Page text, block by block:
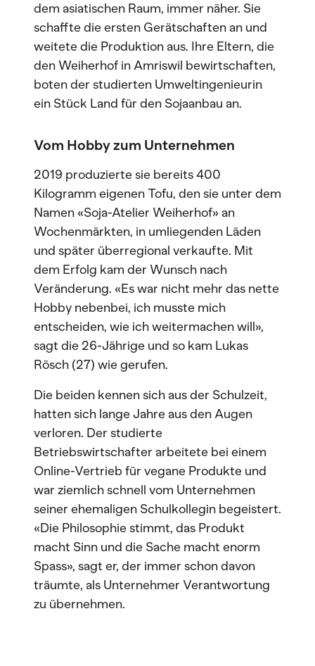
dem asiatischen Raum, immer näher. Sie
schaffte die ersten Gerätschaften an und
weitete die Produktion aus. Ihre Eltern, die
den Weiherhof in Amriswil bewirtschaften,
boten der studierten Umweltingenieurin
ein Stück Land für den Sojaanbau an.
Vom Hobby zum Unternehmen
2019 produzierte sie bereits 400
Kilogramm eigenen Tofu, den sie unter dem
Namen «Soja-Atelier Weiherhof» an
Wochenmärkten, in umliegenden Läden
und später überregional verkaufte. Mit
dem Erfolg kam der Wunsch nach
Veränderung. «Es war nicht mehr das nette
Hobby nebenbei, ich musste mich
entscheiden, wie ich weitermachen will»,
sagt die 26-Jährige und so kam Lukas
Rösch (27) wie gerufen.
Die beiden kennen sich aus der Schulzeit,
hatten sich lange Jahre aus den Augen
verloren. Der studierte
Betriebswirtschafter arbeitete bei einem
Online-Vertrieb für vegane Produkte und
war ziemlich schnell vom Unternehmen
seiner ehemaligen Schulkollegin begeistert.
«Die Philosophie stimmt, das Produkt
macht Sinn und die Sache macht enorm
Spass», sagt er, der immer schon davon
träumte, als Unternehmer Verantwortung
zu übernehmen.